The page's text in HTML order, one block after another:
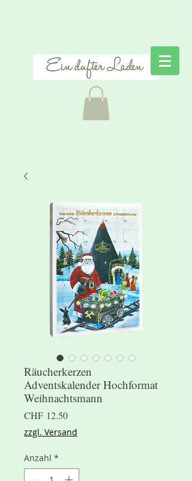
Räucherkerzen
Adventskalender Hochformat
Weihnachtsmann
CHF 12.50Preis
zzgl. Versand
Anzahl *